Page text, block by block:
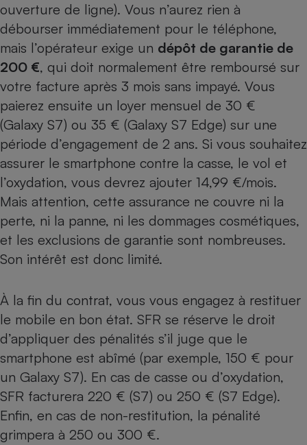
ouverture de ligne). Vous n’aurez rien à
débourser immédiatement pour le téléphone,
mais l’opérateur exige un dépôt de garantie de
200 €, qui doit normalement être remboursé sur
votre facture après 3 mois sans impayé. Vous
paierez ensuite un loyer mensuel de 30 €
(Galaxy S7) ou 35 € (Galaxy S7 Edge) sur une
période d’engagement de 2 ans. Si vous souhaitez
assurer le smartphone contre la casse, le vol et
l’oxydation, vous devrez ajouter 14,99 €/mois.
Mais attention, cette assurance ne couvre ni la
perte, ni la panne, ni les dommages cosmétiques,
et les exclusions de garantie sont nombreuses.
Son intérêt est donc limité.
À la fin du contrat, vous vous engagez à restituer
le mobile en bon état. SFR se réserve le droit
d’appliquer des pénalités s’il juge que le
smartphone est abîmé (par exemple, 150 € pour
un Galaxy S7). En cas de casse ou d’oxydation,
SFR facturera 220 € (S7) ou 250 € (S7 Edge).
Enfin, en cas de non-restitution, la pénalité
grimpera à 250 ou 300 €.
Climatiseur -
Ventilateur
Cafetière à expressos
Robot ménager
Antivirus
Climatiseur -